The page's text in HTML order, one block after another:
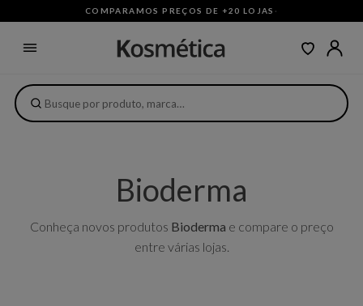
COMPARAMOS PREÇOS DE +20 LOJAS ·
Bioderma
Conheça novos produtos Bioderma e compare o preço
entre várias lojas.